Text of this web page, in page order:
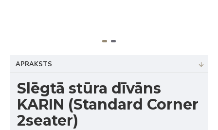
APRAKSTS
Slēgtā stūra dīvāns
KARIN (Standard Corner
2seater)